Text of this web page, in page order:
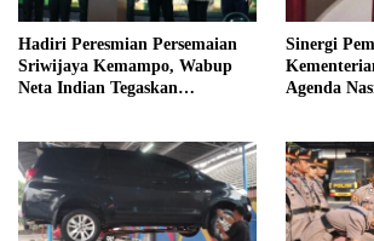
Hadiri Peresmian Persemaian
Sriwijaya Kemampo, Wabup
Neta Indian Tegaskan
Sinergi
Agenda